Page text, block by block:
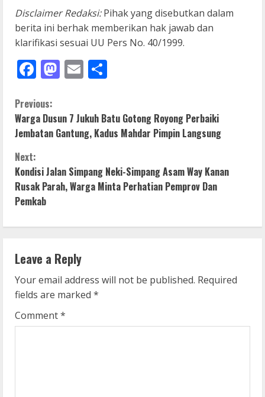
Disclaimer Redaksi:Pihak yang disebutkan dalam
berita ini berhak memberikan hak jawab dan
klarifikasi sesuai UU Pers No. 40/1999.
Facebook
Mastodon
Email
C
o
n
t
i
n
u
e
R
e
Previous:
Warga Dusun 7 Jukuh Batu Gotong Royong Perbaiki
Jembatan Gantung, Kadus Mahdar Pimpin Langsung
Next:
Kondisi Jalan Simpang Neki-Simpang Asam Way Kanan
Rusak Parah, Warga Minta Perhatian Pemprov Dan
Pemkab
Leave a Reply
Your email address will not be published. Required
fields are marked *
Comment*